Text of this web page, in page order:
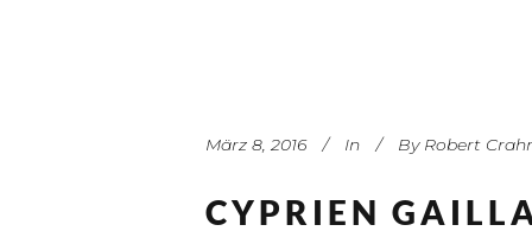
März 8, 2016 In By Robert
CYPRIEN